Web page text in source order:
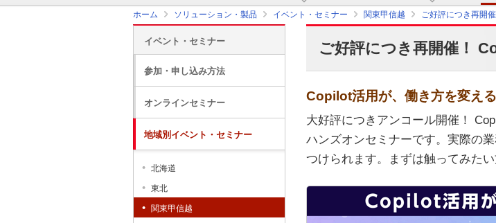
ホーム ソリューション・製品 イベント・セミナー 関東甲信越 ご好評につき再開
ご好評につき再開催！
Copilot活用が、働き方を変える
大好評につきアンコール開催！
ハンズオンセミナーです。実際の
つけられます。まずは触ってみた
イベント・セミナー
参加・申し込み方法
オンラインセミナー
地域別イベント・セミナー
北海道
東北
関東甲信越